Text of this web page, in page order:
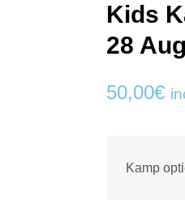
Kids
28
50,00€
Kamp